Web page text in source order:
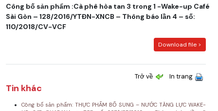
Công bố sản phẩm :Cà phê hòa tan 3 trong 1 -Wake-up Café
Sài Gòn – 128/2016/YTĐN-XNCB – Thông báo lần 4 – số:
110/2018/CV-VCF
Download file >
Trở về In trang
Tin khác
Công bố sản phẩm: THỰC PHẨM BỔ SUNG – NƯỚC TĂNG LỰC WAKE-